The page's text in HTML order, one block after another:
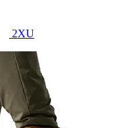
2XU